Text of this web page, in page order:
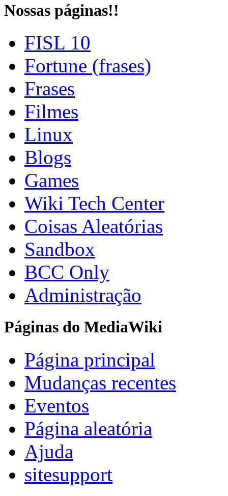
Nossas páginas!!
FISL 10
Fortune (frases)
Frases
Filmes
Linux
Blogs
Games
Wiki Tech Center
Coisas Aleatórias
Sandbox
BCC Only
Administração
Páginas do MediaWiki
Página principal
Mudanças recentes
Eventos
Página aleatória
Ajuda
sitesupport